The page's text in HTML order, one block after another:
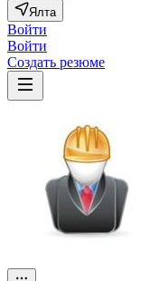
Ялта
Войти
Войти
Создать резюме